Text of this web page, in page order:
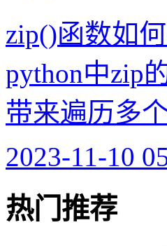
zip()函数如
python中zip
带来遍历多
2023-11-10
热门推荐